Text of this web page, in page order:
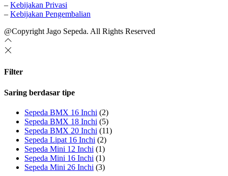
– Kebijakan Privasi
– Kebijakan Pengembalian
@Copyright Jago Sepeda. All Rights Reserved
Filter
Saring berdasar tipe
Sepeda BMX 16 Inchi (2)
Sepeda BMX 18 Inchi (5)
Sepeda BMX 20 Inchi (11)
Sepeda Lipat 16 Inchi (2)
Sepeda Mini 12 Inchi (1)
Sepeda Mini 16 Inchi (1)
Sepeda Mini 26 Inchi (3)